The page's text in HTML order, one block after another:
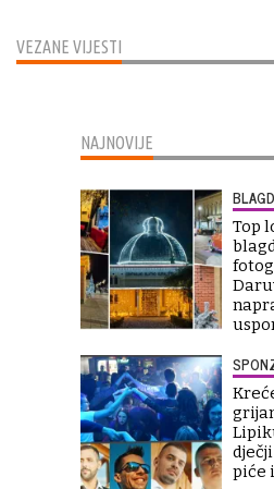
VEZANE VIJESTI
NAJNOVIJE
Top
piće